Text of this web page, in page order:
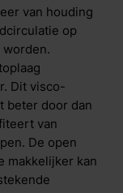
technologie
een directe
Bij het
en lig je in
warm in
werking. Vocht
en
meer
aan de Cool
van houding
op
Dit visco-
beter door dan
van
De open
makkelijker kan